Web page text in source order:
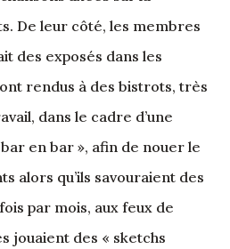
De leur côté, les membres
des exposés dans les
rendus à des bistrots, très
dans le cadre d’une
en bar », afin de nouer le
alors qu’ils savouraient des
par mois, aux feux de
jouaient des « sketchs